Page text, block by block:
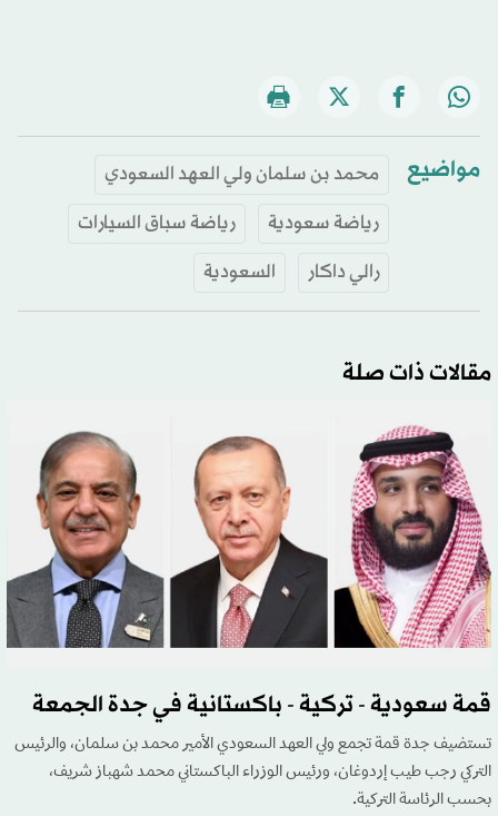
مواضيع
محمد بن سلمان ولي العهد السعودي
رياضة سعودية
رياضة سباق السيارات
رالي داكار
السعودية
مقالات ذات صلة
قمة سعودية - تركية - باكستانية في جدة الجمعة
تستضيف جدة قمة تجمع ولي العهد السعودي الأمير محمد بن سلمان، والرئيس
التركي رجب طيب إردوغان، ورئيس الوزراء الباكستاني محمد شهباز شريف،
بحسب الرئاسة التركية.